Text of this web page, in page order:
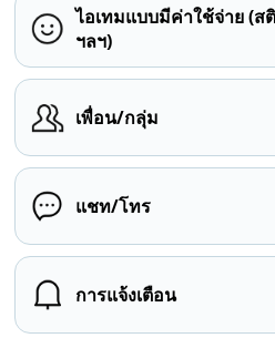
ไอเทมแบบมีค่าใช้จ่าย (ส
ฯลฯ)
เพื่อน/กลุ่ม
แชท/โทร
การแจ้งเตือน